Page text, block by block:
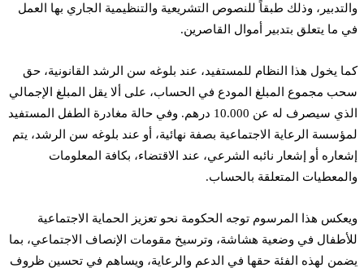
والتدبير، وذلك طبقاً للنصوص التشريعية والتنظيمية الجاري بها العمل
في ما يتعلق بتدبير أموال القاصرين.
كما يخول هذا النظام للمستفيد، عند بلوغه سن الرشد القانونية، حق
سحب مجموع المبلغ المودع في الحساب، على ألا يقل المبلغ الإجمالي
الذي سيصرف له عن 10.000 درهم. وفي حالة مغادرة الطفل المستفيد
لمؤسسة الرعاية الاجتماعية بصفة نهائية، أو عند بلوغه سن الرشد، يتم
إشعاره أو إشعار نائبه الشرعي، عند الاقتضاء، بكافة المعلومات
والمعطيات المتعلقة بالحساب.
ويعكس هذا المرسوم توجه الحكومة نحو تعزيز الحماية الاجتماعية
للأطفال في وضعية هشاشة، وترسيخ مقومات الإنصاف الاجتماعي، بما
يضمن لهذه الفئة حقها في الدعم والرعاية، ويساهم في تحسين ظروف